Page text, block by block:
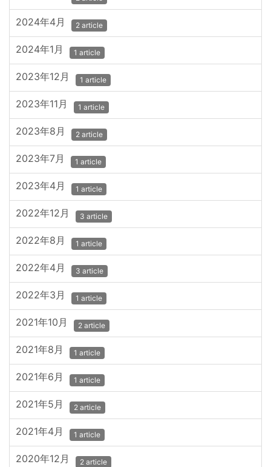
2024年4月 2 article
2024年1月 1 article
2023年12月 1 article
2023年11月 1 article
2023年8月 2 article
2023年7月 1 article
2023年4月 1 article
2022年12月 3 article
2022年8月 1 article
2022年4月 3 article
2022年3月 1 article
2021年10月 2 article
2021年8月 1 article
2021年6月 1 article
2021年5月 2 article
2021年4月 1 article
2020年12月 2 article